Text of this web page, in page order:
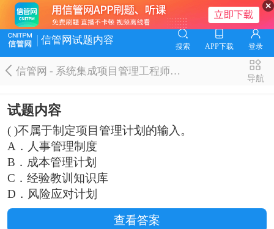
信管网试题内容
搜索 APP下载 登录
信管网 - 系统集成项目管理工程师题库
导航
试题内容
( )不属于制定项目管理计划的输入。
A．人事管理制度
B．成本管理计划
C．经验教训知识库
D．风险应对计划
查看答案